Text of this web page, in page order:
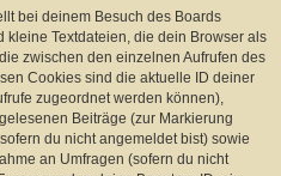
bei deinem Besuch des Boards
kleine Textdateien, die dein Browser als
zwischen den einzelnen Aufrufen des
Cookies sind die aktuelle ID deiner
zugeordnet werden können),
Beiträge (zur Markierung
du nicht angemeldet bist) sowie
an Umfragen (sofern du nicht